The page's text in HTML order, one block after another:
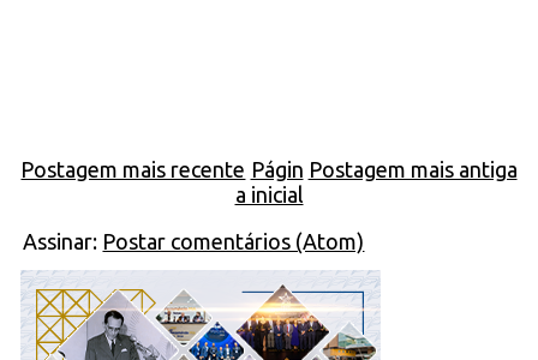
Postagem mais recente Postagem mais antiga
Págin
a inicial
Assinar: Postar comentários (Atom)